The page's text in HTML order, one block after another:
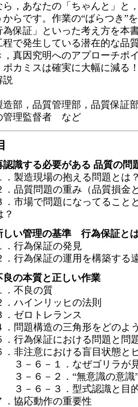
ら，あなたの「ちゃんと」と
らです。作業の“ばらつき”
為保証」といった考え方を本
程で発生している潜在的な品
，真因究明へのアプローチポ
ポカミスは確実に大幅に減
説
造部，品質管理部，品質保証
管理監督者 など
識する必要がある 品質の問
．製造現場の抱える問題とは
．品質問題の重み（品質損金
．市場で問題になってること
？
い管理の基準 行為保証と
．行為保証の発見
．行為保証の運用を構築する
の本質と正しい作業
．不良の質
．ハインリッヒの法則
．ゼロトレランス
．問題構造の三角形をどのよ
．行為保証における問題と問
．非注意における盲目状態と
６－１．なぜゴリラが見
６－２．“無意識の意識”
６－３．型式認識と目
．協応動作の重要性